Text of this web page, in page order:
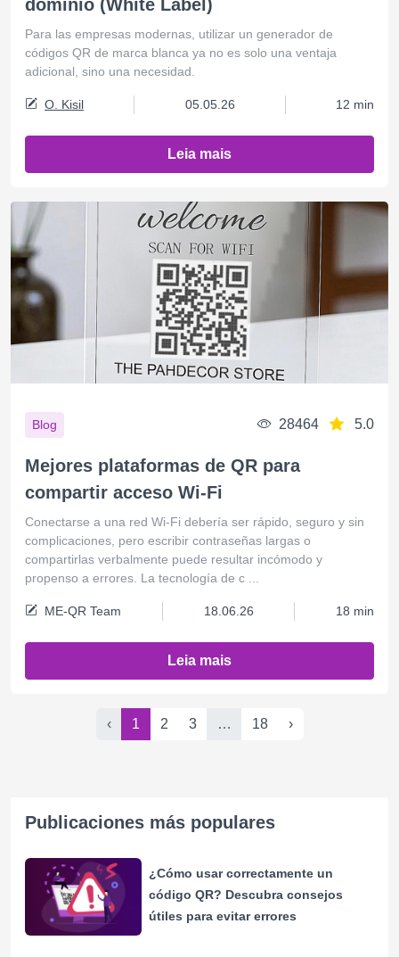
dominio (White Label)
Para las empresas modernas, utilizar un generador de
códigos QR de marca blanca ya no es solo una ventaja
adicional, sino una necesidad.
O. Kisil 05.05.26 12 min
Leia mais
Blog 28464 5.0
Mejores plataformas de QR para
compartir acceso Wi‑Fi
Conectarse a una red Wi-Fi debería ser rápido, seguro y sin
complicaciones, pero escribir contraseñas largas o
compartirlas verbalmente puede resultar incómodo y
propenso a errores. La tecnología de c ...
ME-QR Team 18.06.26 18 min
Leia mais
‹ 1 2 3 … 18 ›
Publicaciones más populares
¿Cómo usar correctamente un
código QR? Descubra consejos
útiles para evitar errores